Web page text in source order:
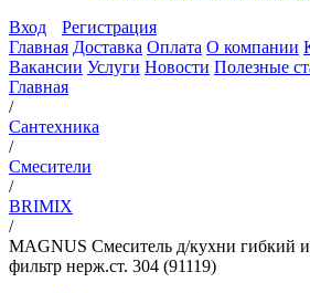
Вход
Регистрация
Главная Доставка Оплата О компании
Вакансии Услуги Новости Полезные
Главная
/
Сантехника
/
Смесители
/
BRIMIX
/
MAGNUS Смеситель д/кухни
фильтр нерж.ст. 304 (91119)